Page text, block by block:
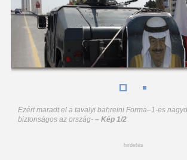
Ezért maradt el a tavalyi bahreini Forma–1-es
biztonságos az ország-– Kép 1/2
hirdetes